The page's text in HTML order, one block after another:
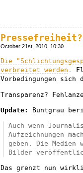
October 21st, 2010, 10:30
Die
verbreitet werden .
Vorbedingungen sich
Transparenz?
Update: Buntgrau
Auch wenn
Aufzeichnungen
geben. Die Medien
Bilder
Das grenzt nun